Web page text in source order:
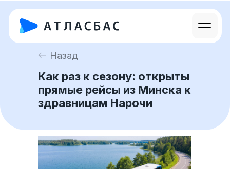
Назад
Как раз к сезону: открыты
прямые рейсы из Минска к
здравницам Нарочи